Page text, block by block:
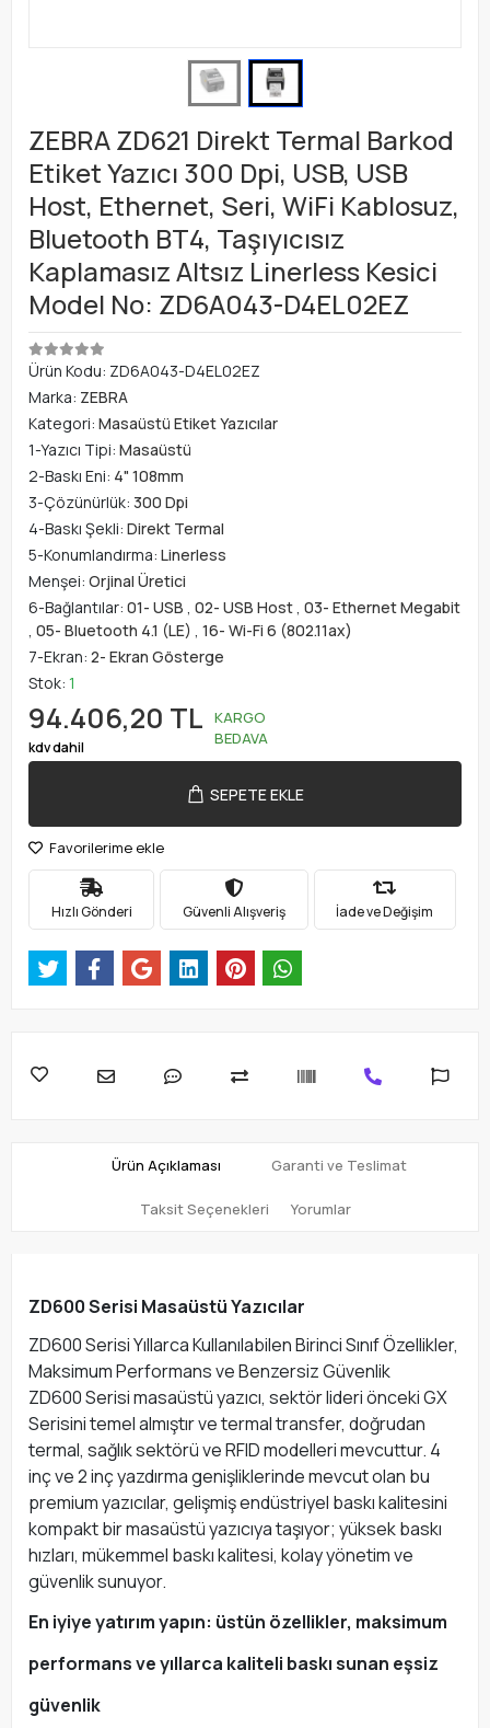
ZEBRA ZD621 Direkt Termal Barkod
Etiket Yazıcı 300 Dpi, USB, USB
Host, Ethernet, Seri, WiFi Kablosuz,
Bluetooth BT4, Taşıyıcısız
Kaplamasız Altsız Linerless Kesici
Model No: ZD6A043-D4EL02EZ
Ürün Kodu: ZD6A043-D4EL02EZ
Marka: ZEBRA
Kategori: Masaüstü Etiket Yazıcılar
1-Yazıcı Tipi: Masaüstü
2-Baskı Eni: 4" 108mm
3-Çözünürlük: 300 Dpi
4-Baskı Şekli: Direkt Termal
5-Konumlandırma: Linerless
Menşei: Orjinal Üretici
6-Bağlantılar: 01- USB , 02- USB Host, 03- Ethernet Megabit
, 05- Bluetooth 4.1 (LE) , 16- Wi-Fi 6 (802.11ax)
7-Ekran: 2- Ekran Gösterge
Stok: 1
94.406,20 TL
kdv dahil
KARGO
BEDAVA
SEPETE EKLE
Favorilerime ekle
Hızlı Gönderi Güvenli Alışveriş İade ve Değişim
Ürün Açıklaması Garanti ve Teslimat
Taksit Seçenekleri Yorumlar
ZD600 Serisi Masaüstü Yazıcılar
ZD600 Serisi Yıllarca Kullanılabilen Birinci Sınıf Özellikler,
Maksimum Performans ve Benzersiz Güvenlik
ZD600 Serisi masaüstü yazıcı, sektör lideri önceki GX
Serisini temel almıştır ve termal transfer, doğrudan
termal, sağlık sektörü ve RFID modelleri mevcuttur. 4
inç ve 2 inç yazdırma genişliklerinde mevcut olan bu
premium yazıcılar, gelişmiş endüstriyel baskı kalitesini
kompakt bir masaüstü yazıcıya taşıyor; yüksek baskı
hızları, mükemmel baskı kalitesi, kolay yönetim ve
güvenlik sunuyor.
En iyiye yatırım yapın: üstün özellikler, maksimum
performans ve yıllarca kaliteli baskı sunan eşsiz
güvenlik